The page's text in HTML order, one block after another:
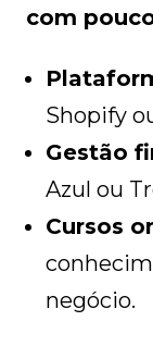
com
Shopify
Gestão
Azul ou
Cursos
negócio.